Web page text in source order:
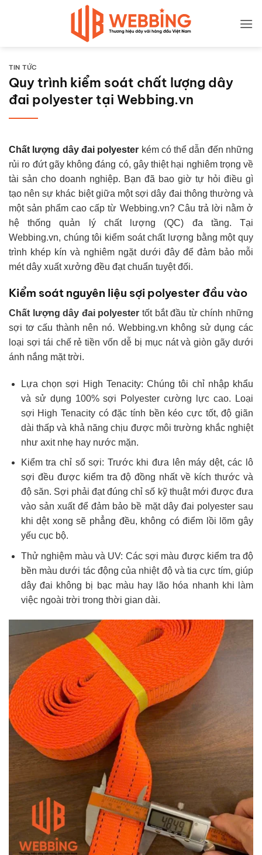
TIN TỨC
Quy trình kiểm soát chất lượng dây
đai polyester tại Webbing.vn
Chất lượng dây đai polyester kém có thể dẫn đến những
rủi ro đứt gãy không đáng có, gây thiệt hại nghiêm trọng về
tài sản cho doanh nghiệp. Bạn đã bao giờ tự hỏi điều gì
tạo nên sự khác biệt giữa một sợi dây đai thông thường và
một sản phẩm cao cấp từ Webbing.vn? Câu trả lời nằm ở
hệ thống quản lý chất lượng (QC) đa tầng. Tại
Webbing.vn, chúng tôi kiểm soát chất lượng bằng một quy
trình khép kín và nghiêm ngặt dưới đây để đảm bảo mỗi
mét dây xuất xưởng đều đạt chuẩn tuyệt đối.
Kiểm soát nguyên liệu sợi polyester đầu vào
Chất lượng dây đai polyester tốt bắt đầu từ chính những
sợi tơ cấu thành nên nó. Webbing.vn không sử dụng các
loại sợi tái chế rẻ tiền vốn dễ bị mục nát và giòn gãy dưới
ánh nắng mặt trời.
Lựa chọn sợi High Tenacity: Chúng tôi chỉ nhập khẩu
và sử dụng 100% sợi Polyester cường lực cao. Loại
sợi High Tenacity có đặc tính bền kéo cực tốt, độ giãn
dài thấp và khả năng chịu được môi trường khắc nghiệt
như axit nhẹ hay nước mặn.
Kiểm tra chỉ số sợi: Trước khi đưa lên máy dệt, các lô
sợi đều được kiểm tra độ đồng nhất về kích thước và
độ săn. Sợi phải đạt đúng chỉ số kỹ thuật mới được đưa
vào sản xuất để đảm bảo bề mặt dây đai polyester sau
khi dệt xong sẽ phẳng đều, không có điểm lồi lõm gây
yếu cục bộ.
Thử nghiệm màu và UV: Các sợi màu được kiểm tra độ
bền màu dưới tác động của nhiệt độ và tia cực tím, giúp
dây đai không bị bạc màu hay lão hóa nhanh khi làm
việc ngoài trời trong thời gian dài.